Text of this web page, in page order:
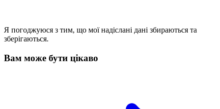
Я погоджуюся з тим, що мої надіслані дані збираються та
зберігаються.
Вам може бути цікаво